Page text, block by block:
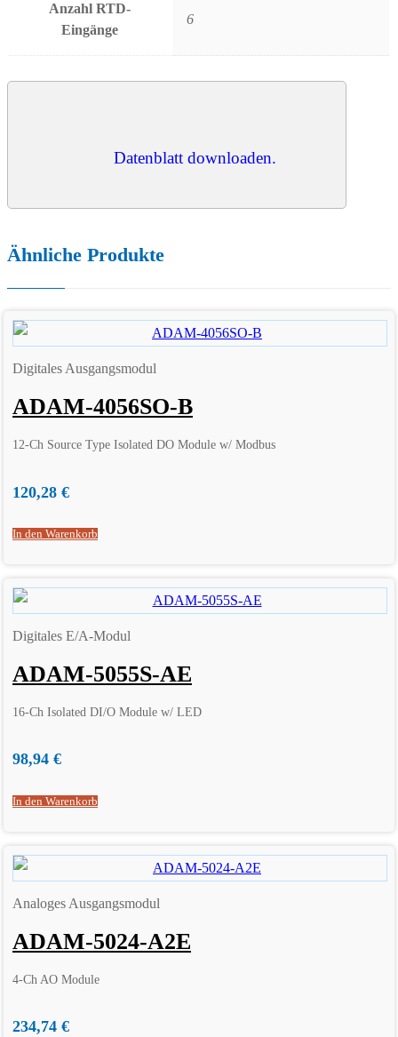
Anzahl RTD-
Eingänge
6
Datenblatt downloaden.
Ähnliche Produkte
Digitales Ausgangsmodul
ADAM-4056SO-B
12-Ch Source Type Isolated DO Module w/ Modbus
120,28 €
In den Warenkorb
Digitales E/A-Modul
ADAM-5055S-AE
16-Ch Isolated DI/O Module w/ LED
98,94 €
In den Warenkorb
Analoges Ausgangsmodul
ADAM-5024-A2E
4-Ch AO Module
234,74 €